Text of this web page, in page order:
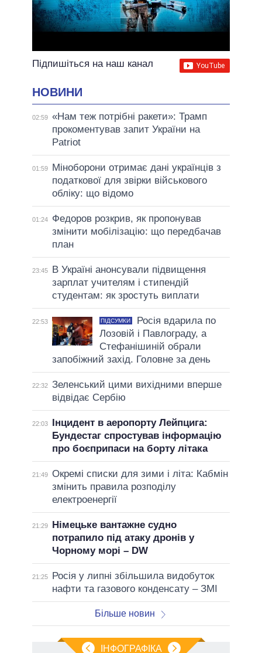
Підпишіться на наш канал
НОВИНИ
02:59 «Нам теж потрібні ракети»: Трамп
прокоментував запит України на
Patriot
01:59
Міноборони отримає дані українців з
податкової для звірки військового
обліку: що відомо
01:24
Федоров розкрив, як пропонував
змінити мобілізацію: що передбачав
план
23:45
В Україні анонсували підвищення
зарплат учителям і стипендій
студентам: як зростуть виплати
22:53 ПІДСУМКИ
Росія вдарила по
Лозовій і Павлограду, а
Стефанішиній обрали
запобіжний захід. Головне за день
22:32 Зеленський цими вихідними вперше
відвідає Сербію
22:03
Інцидент в аеропорту Лейпцига:
Бундестаг спростував інформацію
про боєприпаси на борту літака
21:49 Окремі списки для зими і літа: Кабмін
змінить правила розподілу
електроенергії
21:29
Німецьке вантажне судно
потрапило під атаку дронів у
Чорному морі – DW
21:25
Росія у липні збільшила видобуток
нафти та газового конденсату – ЗМІ
Більше новин
ІНФОГРАФІКА